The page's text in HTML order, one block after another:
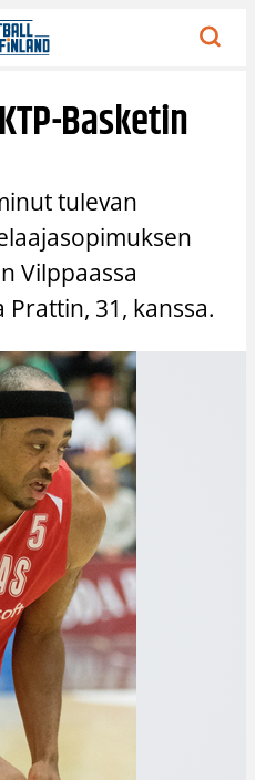
Basketin
tulevan
Vilppaassa
31, kanssa.